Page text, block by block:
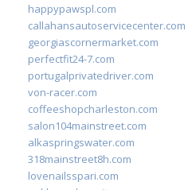
happypawspl.com
callahansautoservicecenter.com
georgiascornermarket.com
perfectfit24-7.com
portugalprivatedriver.com
von-racer.com
coffeeshopcharleston.com
salon104mainstreet.com
alkaspringswater.com
318mainstreet8h.com
lovenailsspari.com